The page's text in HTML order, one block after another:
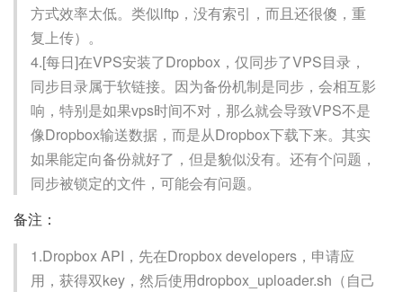
方式效率太低。类似lftp，没有索引，而且还很傻，重
复上传）。
4.[每日]在VPS安装了Dropbox，仅同步了VPS目录，
同步目录属于软链接。因为备份机制是同步，会相互影
响，特别是如果vps时间不对，那么就会导致VPS不是
像Dropbox输送数据，而是从Dropbox下载下来。其实
如果能定向备份就好了，但是貌似没有。还有个问题，
同步被锁定的文件，可能会有问题。
备注：
1.Dropbox API，先在Dropbox developers，申请应
用，获得双key，然后使用dropbox_uploader.sh（自己